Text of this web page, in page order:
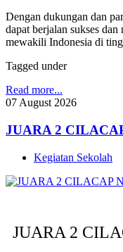
Dengan dukungan dan
dapat berjalan sukses
mewakili Indonesia di
Tagged under
Read more...
07August2026
JUARA 2
Kegiatan Sekolah
JUARA 2